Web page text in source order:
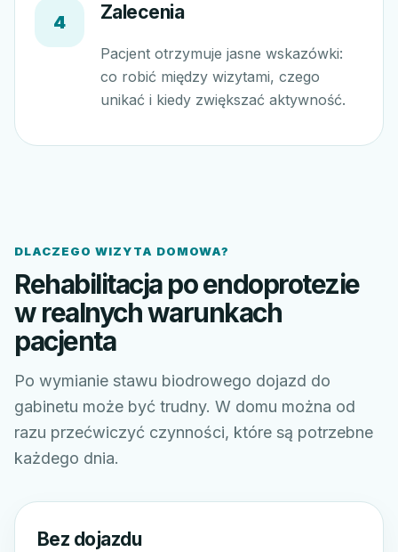
4 Zalecenia
Pacjent otrzymuje jasne wskazówki:
co robić między wizytami, czego
unikać i kiedy zwiększać aktywność.
DLACZEGO WIZYTA DOMOWA?
Rehabilitacja po endoprotezie
w realnych warunkach
pacjenta
Po wymianie stawu biodrowego dojazd do
gabinetu może być trudny. W domu można od
razu przećwiczyć czynności, które są potrzebne
każdego dnia.
Bez dojazdu